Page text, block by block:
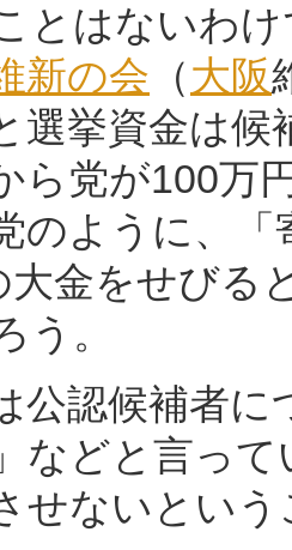
とはないわ
新の会 （大阪
選挙資金は
ら党が100万
のように、
大金をせびる
う。
認候補者に
などと言っ
せないとい